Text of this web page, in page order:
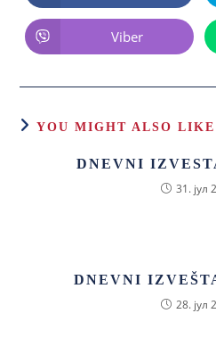
Viber
YOU MIGHT ALSO LIKE
DNEVNI
31. јул
DNEVNI
28. јул